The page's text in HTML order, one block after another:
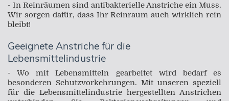
- In Reinräumen sind antibakterielle Anstriche ein Muss.
Wir sorgen dafür, dass Ihr Reinraum auch wirklich rein
bleibt!
Geeignete Anstriche für die
Lebensmittelindustrie
- Wo mit Lebensmitteln gearbeitet wird bedarf es
besonderen Schutzvorkehrungen. Mit unseren speziell
für die Lebensmittelindustrie hergestellten Anstrichen